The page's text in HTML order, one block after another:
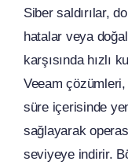
Siber saldırılar,
hatalar veya
karşısında hızlı
Veeam
süre içerisinde
sağlayarak
seviyeye indirir.